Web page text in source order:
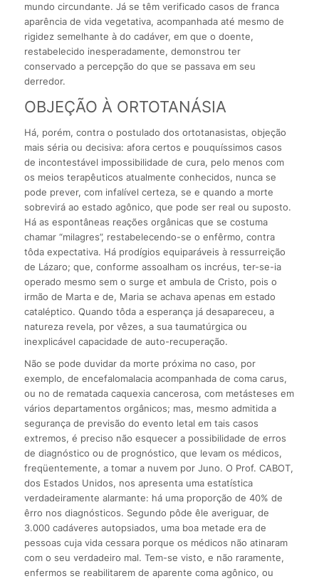
mundo circundante. Já se têm verificado casos de franca
aparência de vida vegetativa, acompanhada até mesmo de
rigidez semelhante à do cadáver, em que o doente,
restabelecido inesperadamente, demonstrou ter
conservado a percepção do que se passava em seu
derredor.
OBJEÇÃO À ORTOTANÁSIA
Há, porém, contra o postulado dos ortotanasistas, objeção
mais séria ou decisiva: afora certos e pouquíssimos casos
de incontestável impossibilidade de cura, pelo menos com
os meios terapêuticos atualmente conhecidos, nunca se
pode prever, com infalível certeza, se e quando a morte
sobrevirá ao estado agônico, que pode ser real ou suposto.
Há as espontâneas reações orgânicas que se costuma
chamar “milagres”, restabelecendo-se o enfêrmo, contra
tôda expectativa. Há prodígios equiparáveis à ressurreição
de Lázaro; que, conforme assoalham os incréus, ter-se-ia
operado mesmo sem o surge et ambula de Cristo, pois o
irmão de Marta e de, Maria se achava apenas em estado
cataléptico. Quando tôda a esperança já desapareceu, a
natureza revela, por vêzes, a sua taumatúrgica ou
inexplicável capacidade de auto-recuperação.
Não se pode duvidar da morte próxima no caso, por
exemplo, de encefalomalacia acompanhada de coma carus,
ou no de rematada caquexia cancerosa, com metásteses em
vários departamentos orgânicos; mas, mesmo admitida a
segurança de previsão do evento letal em tais casos
extremos, é preciso não esquecer a possibilidade de erros
de diagnóstico ou de prognóstico, que levam os médicos,
freqüentemente, a tomar a nuvem por Juno. O Prof. CABOT,
dos Estados Unidos, nos apresenta uma estatística
verdadeiramente alarmante: há uma proporção de 40% de
êrro nos diagnósticos. Segundo pôde êle averiguar, de
3.000 cadáveres autopsiados, uma boa metade era de
pessoas cuja vida cessara porque os médicos não atinaram
com o seu verdadeiro mal. Tem-se visto, e não raramente,
enfermos se reabilitarem de aparente coma agônico, ou